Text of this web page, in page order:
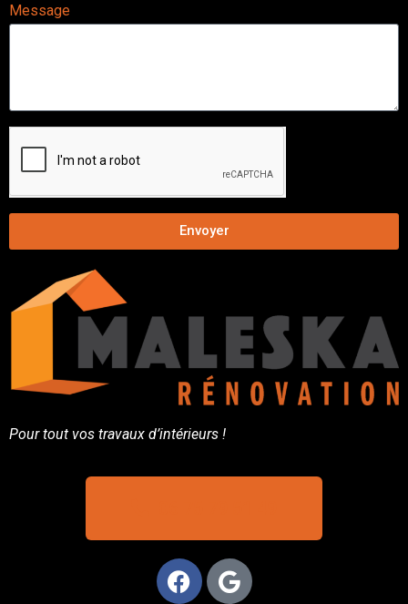
Message
Envoyer
Pour tout vos travaux d’intérieurs !